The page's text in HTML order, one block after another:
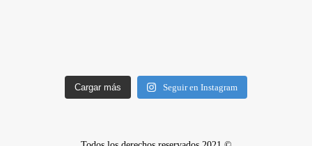
Cargar más Seguir en Instagram